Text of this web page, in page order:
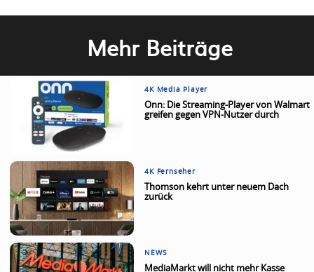
Mehr Beiträge
4K Media Player
Onn: Die Streaming-Player von Walmart
greifen gegen VPN-Nutzer durch
4K Fernseher
Thomson kehrt unter neuem Dach
zurück
NEWS
MediaMarkt will nicht mehr Kasse